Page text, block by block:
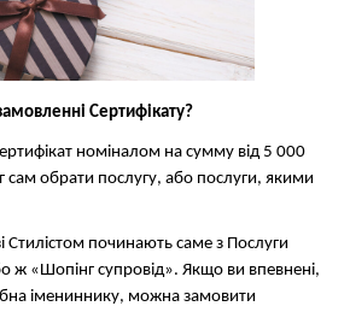
Сертифікату?
номіналом на сумму від 5 000
сам обрати послугу, або послуги, якими
Стилістом починають саме з Послуги
ж «Шопінг супровід». Якщо ви впевнені,
імениннику, можна замовити